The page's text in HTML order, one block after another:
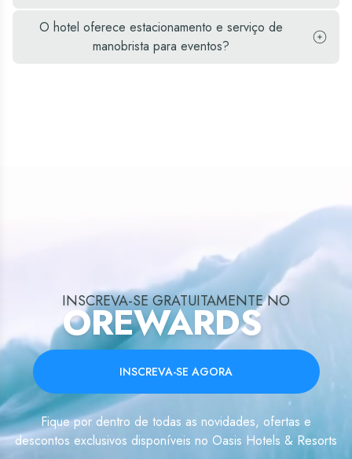
O hotel oferece estacionamento e serviço de
manobrista para eventos?
INSCREVA-SE GRATUITAMENTE NO
OREWARDS
INSCREVA-SE AGORA
Fique por dentro de todas as novidades, ofertas e
descontos exclusivos disponíveis no Oasis Hotels & Resorts